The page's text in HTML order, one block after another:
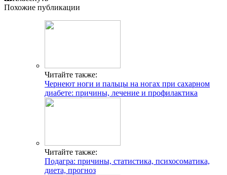
Похожие публикации
Читайте также:
Чернеют ноги и пальцы на ногах при сахарном
диабете: причины, лечение и профилактика
Читайте также:
Подагра: причины, статистика, психосоматика,
диета, прогноз